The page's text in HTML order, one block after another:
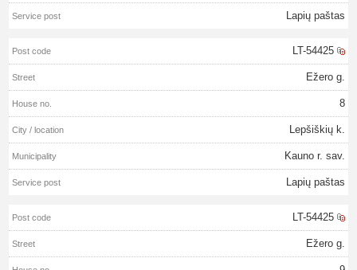
Lapių paštas
LT-54425
Ežero g.
8
Lepšiškių k.
Kauno r. sav.
Lapių paštas
LT-54425
Ežero g.